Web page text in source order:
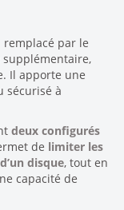
remplacé par le
supplémentaire,
Il apporte une
sécurisé à
deux configurés
de limiter les
disque, tout en
capacité de